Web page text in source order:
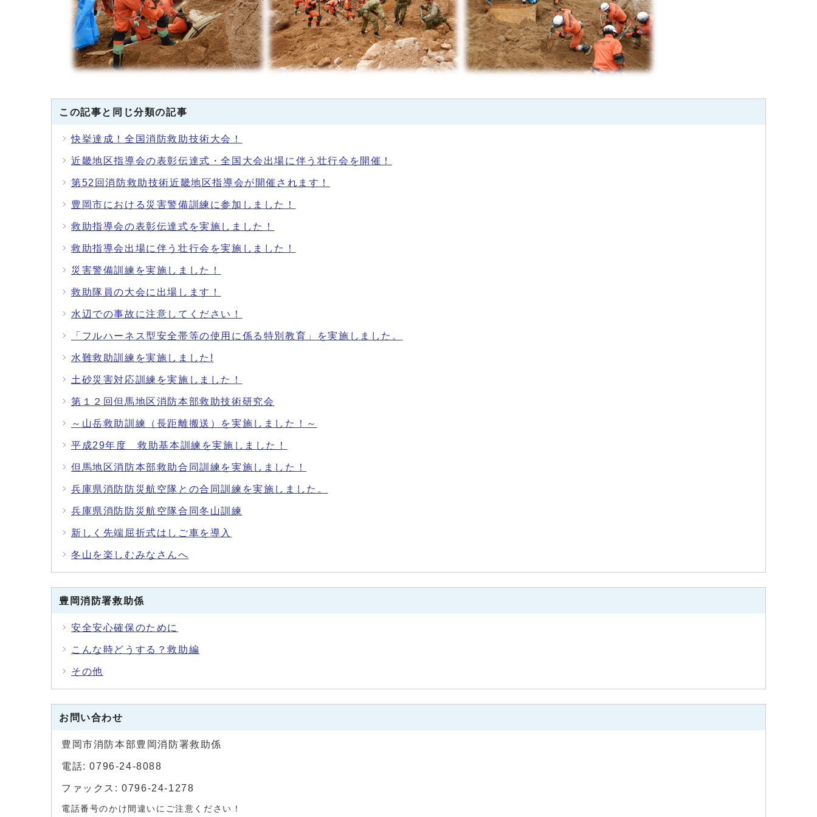
この記事と同じ分類の記事
快挙達成！全国消防救助技術大会！
近畿地区指導会の表彰伝達式・全国大会出場に伴う壮行会を開催！
第52回消防救助技術近畿地区指導会が開催されます！
豊岡市における災害警備訓練に参加しました！
救助指導会の表彰伝達式を実施しました！
救助指導会出場に伴う壮行会を実施しました！
災害警備訓練を実施しました！
救助隊員の大会に出場します！
水辺での事故に注意してください！
「フルハーネス型安全帯等の使用に係る特別教育」を実施しました。
水難救助訓練を実施しました!
土砂災害対応訓練を実施しました！
第１２回但馬地区消防本部救助技術研究会
～山岳救助訓練（長距離搬送）を実施しました！～
平成29年度 救助基本訓練を実施しました！
但馬地区消防本部救助合同訓練を実施しました！
兵庫県消防防災航空隊との合同訓練を実施しました。
兵庫県消防防災航空隊合同冬山訓練
新しく先端屈折式はしご車を導入
冬山を楽しむみなさんへ
豊岡消防署救助係
安全安心確保のために
こんな時どうする？救助編
その他
お問い合わせ
豊岡市消防本部豊岡消防署救助係
電話: 0796-24-8088
ファックス: 0796-24-1278
電話番号のかけ間違いにご注意ください！